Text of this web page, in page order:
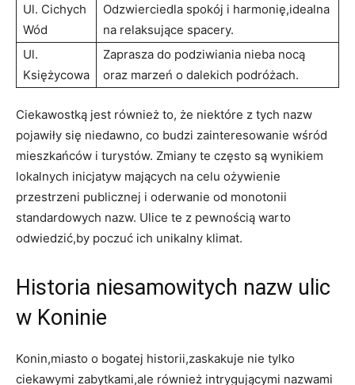
Ul. Cichych
Wód
Odzwierciedla spokój⁢ i​ harmonię,idealna
na relaksujące spacery.
Ul.
Księżycowa
Zaprasza do podziwiania nieba nocą
oraz marzeń o ⁢dalekich podróżach.
Ciekawostką jest również to, że niektóre z tych nazw
‍pojawiły się niedawno, co budzi zainteresowanie wśród
mieszkańców i turystów. Zmiany te często są wynikiem
lokalnych inicjatyw‍ mających na⁣ celu ożywienie
przestrzeni publicznej i oderwanie od monotonii
standardowych nazw. Ulice te z pewnością warto
odwiedzić,by poczuć ich unikalny klimat.
Historia niesamowitych nazw⁢ ulic
w Koninie
Konin,miasto o bogatej‌ historii,zaskakuje nie tylko
ciekawymi zabytkami,ale również intrygującymi nazwami⁣